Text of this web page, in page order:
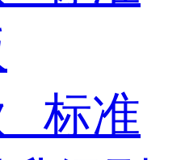
标准